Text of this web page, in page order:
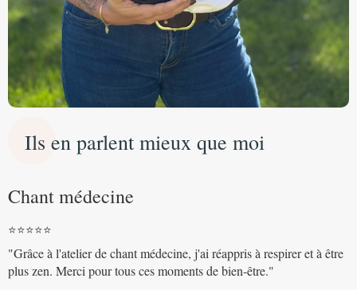
Ils en parlent mieux que moi
Chant médecine
⭐️⭐️⭐️⭐️⭐️
"Grâce à l'atelier de chant médecine, j'ai réappris à respirer et à être
plus zen. Merci pour tous ces moments de bien-être."